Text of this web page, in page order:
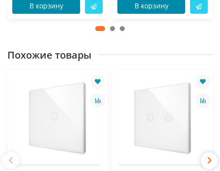
В корзину В корзину
Похожие товары